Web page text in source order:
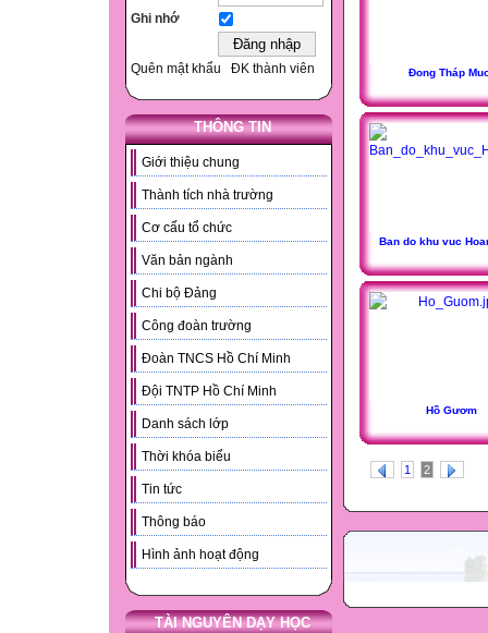
Ghi nhớ
Quên mật khẩu ĐK thành viên
THÔNG TIN
Giới thiệu chung
Thành tích nhà trường
Cơ cấu tổ chức
Văn bản ngành
Chi bộ Đảng
Công đoàn trường
Đoàn TNCS Hồ Chí Minh
Đội TNTP Hồ Chí Minh
Danh sách lớp
Thời khóa biểu
Tin tức
Thông báo
Hình ảnh hoạt động
TÀI NGUYÊN DẠY HỌC
Đong Tháp
Ban do khu vuc
Hồ Gươm
1 2